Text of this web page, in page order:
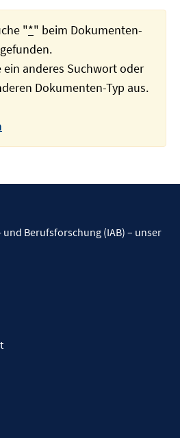
"*" beim Dokumenten-
anderes Suchwort oder
Dokumenten-Typ aus.
Berufsforschung (IAB) – unser